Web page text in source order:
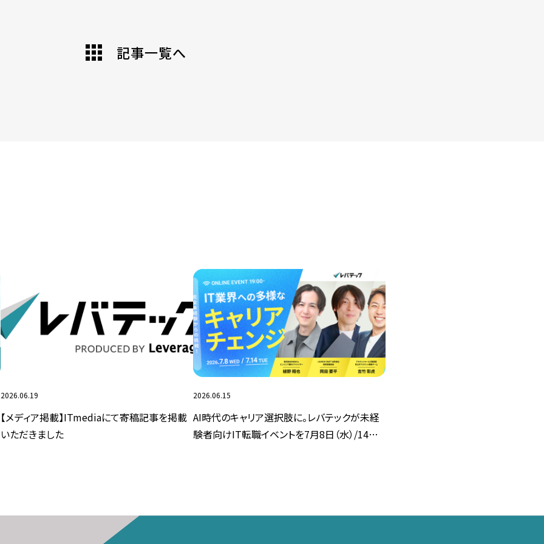
記事一覧へ
2026.06.19
【メディア掲載】ITmediaにて寄稿記事を掲載
いただきました
2026.06.15
AI時代のキャリア選択肢に。レバテックが未経
験者向けIT転職イベントを7月8日（水）/14日